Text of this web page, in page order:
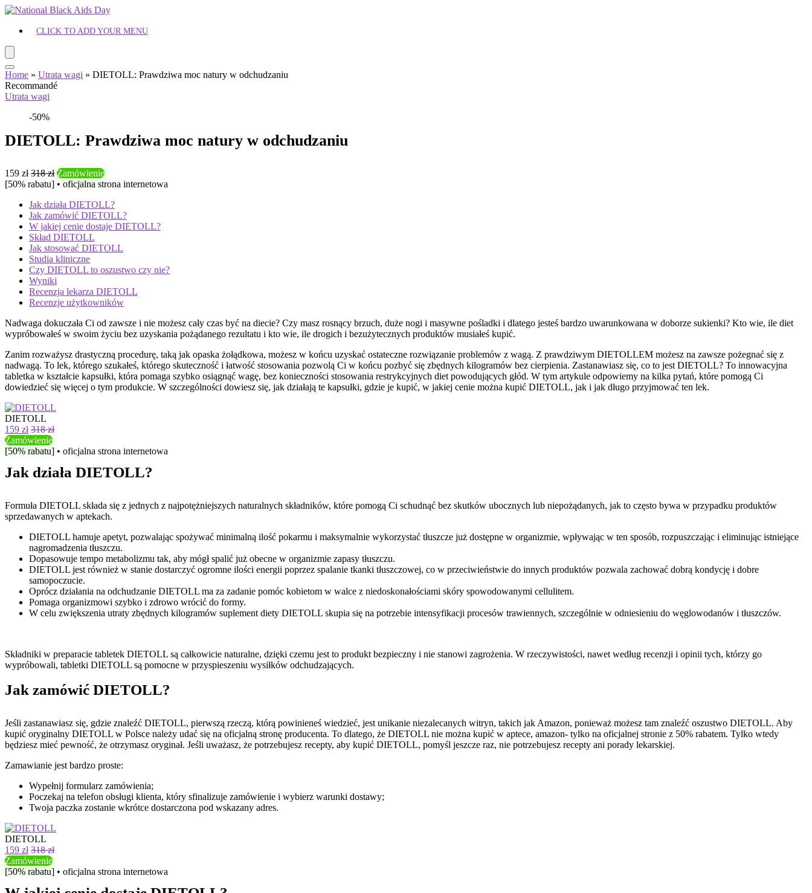
CLICK TO ADD YOUR MENU
Home » Utrata wagi » DIETOLL: Prawdziwa moc natury w odchudzaniu
Recommandé
Utrata wagi
-50%
DIETOLL: Prawdziwa moc natury w odchudzaniu
159 zł 318 zł Zamówienie
[50% rabatu] • oficjalna strona internetowa
Jak działa DIETOLL?
Jak zamówić DIETOLL?
W jakiej cenie dostaje DIETOLL?
Skład DIETOLL
Jak stosować DIETOLL
Studia kliniczne
Czy DIETOLL to oszustwo czy nie?
Wyniki
Recenzja lekarza DIETOLL
Recenzje użytkowników
Nadwaga dokuczała Ci od zawsze i nie możesz cały czas być na diecie? Czy masz rosnący brzuch, duże nogi i masywne pośladki i dlatego jesteś bardzo uwarunkowana w doborze sukienki? Kto wie, ile diet
wypróbowałeś w swoim życiu bez uzyskania pożądanego rezultatu i kto wie, ile drogich i bezużytecznych produktów musiałeś kupić.
Zanim rozważysz drastyczną procedurę, taką jak opaska żołądkowa, możesz w końcu uzyskać ostateczne rozwiązanie problemów z wagą. Z prawdziwym DIETOLLEM możesz na zawsze pożegnać się z
nadwagą. To lek, którego szukałeś, którego skuteczność i łatwość stosowania pozwolą Ci w końcu pozbyć się zbędnych kilogramów bez cierpienia. Zastanawiasz się, co to jest DIETOLL? To innowacyjna
tabletka w kształcie kapsułki, która pomaga szybko osiągnąć wagę, bez konieczności stosowania restrykcyjnych diet powodujących głód. W tym artykule odpowiemy na kilka pytań, które pomogą Ci
dowiedzieć się więcej o tym produkcie. W szczególności dowiesz się, jak działają te kapsułki, gdzie je kupić, w jakiej cenie można kupić DIETOLL, jak i jak długo przyjmować ten lek.
DIETOLL
159 zł 318 zł
Zamówienie
[50% rabatu] • oficjalna strona internetowa
Jak działa DIETOLL?
Formuła DIETOLL składa się z jednych z najpotężniejszych naturalnych składników, które pomogą Ci schudnąć bez skutków ubocznych lub niepożądanych, jak to często bywa w przypadku produktów
sprzedawanych w aptekach.
DIETOLL hamuje apetyt, pozwalając spożywać minimalną ilość pokarmu i maksymalnie wykorzystać tłuszcze już dostępne w organizmie, wpływając w ten sposób, rozpuszczając i eliminując istniejące
nagromadzenia tłuszczu.
Dopasowuje tempo metabolizmu tak, aby mógł spalić już obecne w organizmie zapasy tłuszczu.
DIETOLL jest również w stanie dostarczyć ogromne ilości energii poprzez spalanie tkanki tłuszczowej, co w przeciwieństwie do innych produktów pozwala zachować dobrą kondycję i dobre
samopoczucie.
Oprócz działania na odchudzanie DIETOLL ma za zadanie pomóc kobietom w walce z niedoskonałościami skóry spowodowanymi cellulitem.
Pomaga organizmowi szybko i zdrowo wrócić do formy.
W celu zwiększenia utraty zbędnych kilogramów suplement diety DIETOLL skupia się na potrzebie intensyfikacji procesów trawiennych, szczególnie w odniesieniu do węglowodanów i tłuszczów.
Składniki w preparacie tabletek DIETOLL są całkowicie naturalne, dzięki czemu jest to produkt bezpieczny i nie stanowi zagrożenia. W rzeczywistości, nawet według recenzji i opinii tych, którzy go
wypróbowali, tabletki DIETOLL są pomocne w przyspieszeniu wysiłków odchudzających.
Jak zamówić DIETOLL?
Jeśli zastanawiasz się, gdzie znaleźć DIETOLL, pierwszą rzeczą, którą powinieneś wiedzieć, jest unikanie niezalecanych witryn, takich jak Amazon, ponieważ możesz tam znaleźć oszustwo DIETOLL. Aby
kupić oryginalny DIETOLL w Polsce należy udać się na oficjalną stronę producenta. To dlatego, że DIETOLL nie można kupić w aptece, amazon- tylko na oficjalnej stronie z 50% rabatem. Tylko wtedy
będziesz mieć pewność, że otrzymasz oryginał. Jeśli uważasz, że potrzebujesz recepty, aby kupić DIETOLL, pomyśl jeszcze raz, nie potrzebujesz recepty ani porady lekarskiej.
Zamawianie jest bardzo proste:
Wypełnij formularz zamówienia;
Poczekaj na telefon obsługi klienta, który sfinalizuje zamówienie i wybierz warunki dostawy;
Twoja paczka zostanie wkrótce dostarczona pod wskazany adres.
DIETOLL
159 zł 318 zł
Zamówienie
[50% rabatu] • oficjalna strona internetowa